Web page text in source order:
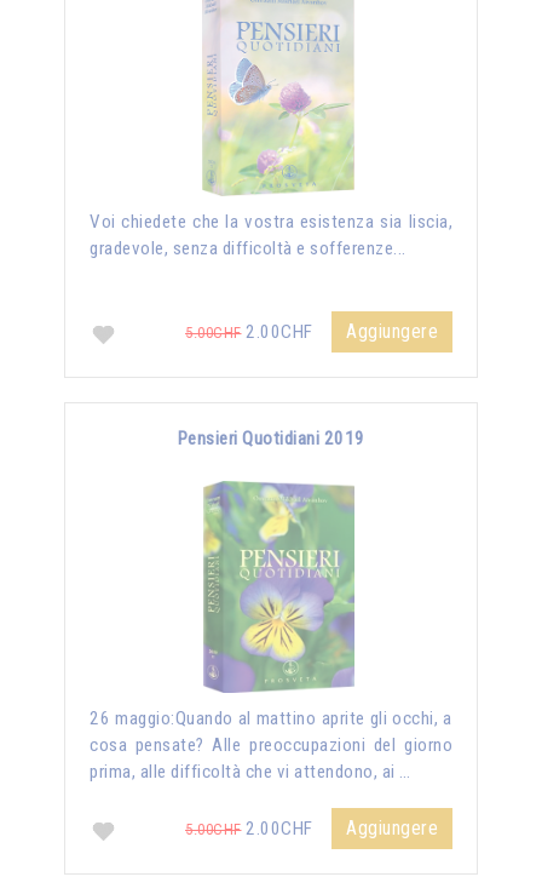
Voi chiedete che la vostra esistenza sia liscia,
gradevole, senza difficoltà e sofferenze...
5.00CHF2.00CHF Aggiungere
Pensieri Quotidiani 2019
26 maggio:Quando al mattino aprite gli occhi, a
cosa pensate? Alle preoccupazioni del giorno
prima, alle difficoltà che vi attendono, ai …
5.00CHF2.00CHF Aggiungere